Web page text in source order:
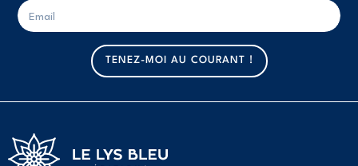
m
a
i
l
E
-
m
TENEZ-MOI AU COURANT !